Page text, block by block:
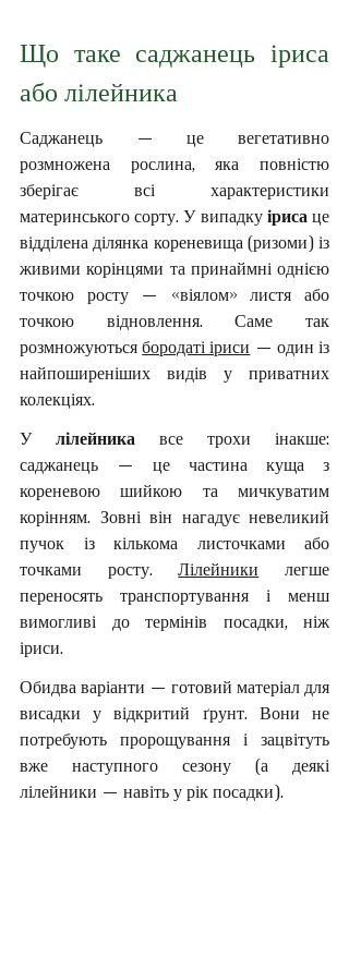
Що таке саджанець іриса
або лілейника
Саджанець — це вегетативно
розмножена рослина, яка повністю
зберігає всі характеристики
материнського сорту. У випадку іриса це
відділена ділянка кореневища (ризоми) із
живими корінцями та принаймні однією
точкою росту — «віялом» листя або
точкою відновлення. Саме так
розмножуються бородаті іриси — один із
найпоширеніших видів у приватних
колекціях.
У лілейника все трохи інакше:
саджанець — це частина куща з
кореневою шийкою та мичкуватим
корінням. Зовні він нагадує невеликий
пучок із кількома листочками або
точками росту. Лілейники легше
переносять транспортування і менш
вимогливі до термінів посадки, ніж
іриси.
Обидва варіанти — готовий матеріал для
висадки у відкритий ґрунт. Вони не
потребують пророщування і зацвітуть
вже наступного сезону (а деякі
лілейники — навіть у рік посадки).